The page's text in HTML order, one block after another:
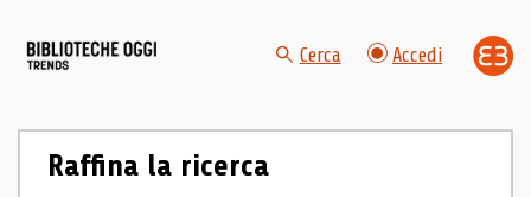
Cerca Accedi
Raffina la ricerca